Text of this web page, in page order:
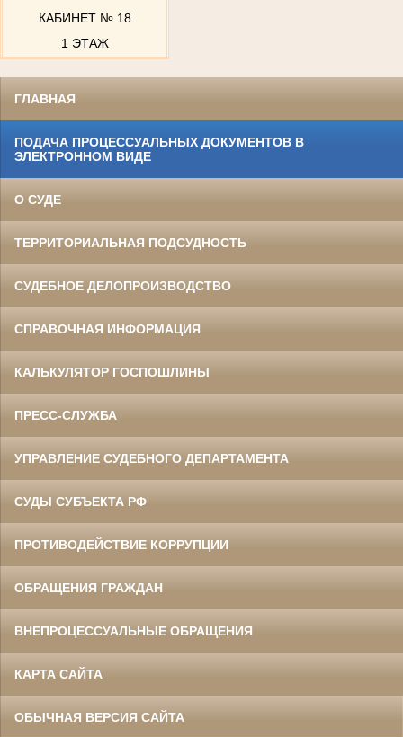
КАБИНЕТ № 18
1 ЭТАЖ
ГЛАВНАЯ
ПОДАЧА ПРОЦЕССУАЛЬНЫХ ДОКУМЕНТОВ В
ЭЛЕКТРОННОМ ВИДЕ
О СУДЕ
ТЕРРИТОРИАЛЬНАЯ ПОДСУДНОСТЬ
СУДЕБНОЕ ДЕЛОПРОИЗВОДСТВО
СПРАВОЧНАЯ ИНФОРМАЦИЯ
КАЛЬКУЛЯТОР ГОСПОШЛИНЫ
ПРЕСС-СЛУЖБА
УПРАВЛЕНИЕ СУДЕБНОГО ДЕПАРТАМЕНТА
СУДЫ СУБЪЕКТА РФ
ПРОТИВОДЕЙСТВИЕ КОРРУПЦИИ
ОБРАЩЕНИЯ ГРАЖДАН
ВНЕПРОЦЕССУАЛЬНЫЕ ОБРАЩЕНИЯ
КАРТА САЙТА
ОБЫЧНАЯ ВЕРСИЯ САЙТА